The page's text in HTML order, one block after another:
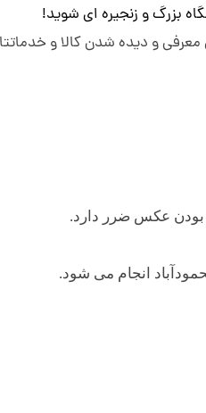
بزرگ و زنجیره ای شوید!
معرفی و دیده شدن کالا و
بودن عکس ضرر دارد.
انجام می شود.